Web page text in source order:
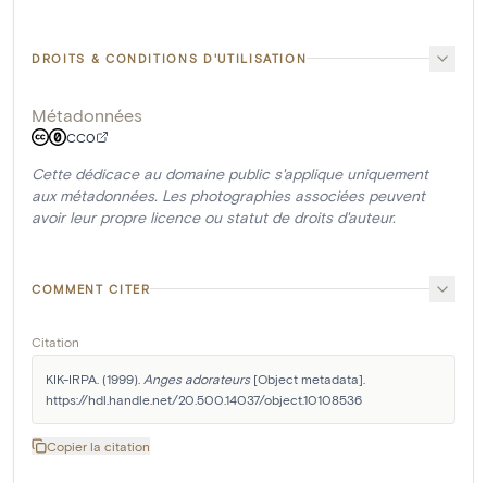
DROITS & CONDITIONS D'UTILISATION
Métadonnées
CC0
Cette dédicace au domaine public s'applique uniquement
aux métadonnées. Les photographies associées peuvent
avoir leur propre licence ou statut de droits d'auteur.
COMMENT CITER
Citation
KIK-IRPA. (1999). Anges adorateurs [Object metadata].
https://hdl.handle.net/20.500.14037/object.10108536
Copier la citation